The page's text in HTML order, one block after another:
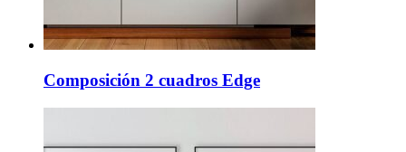
Composición 2 cuadros Edge